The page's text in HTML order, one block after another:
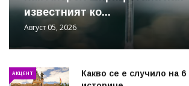
известният ко...
Август 05, 2026
АКЦЕНТ
Какво се е случило на 6